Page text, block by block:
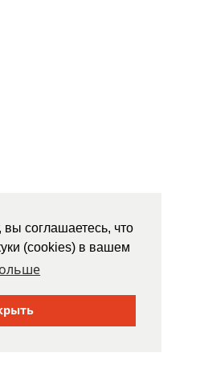
вы соглашаетесь, что
(cookies) в вашем